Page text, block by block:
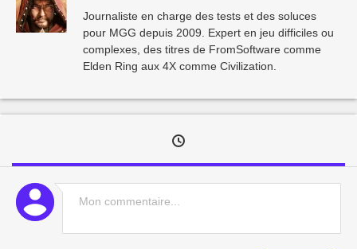
Journaliste en charge des tests et des soluces
pour MGG depuis 2009. Expert en jeu difficiles ou
complexes, des titres de FromSoftware comme
Elden Ring aux 4X comme Civilization.